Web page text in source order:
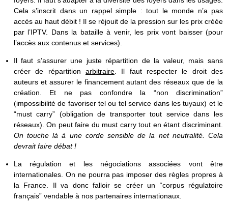
Cela s’inscrit dans un rappel simple : tout le monde n’a pas
accès au haut débit ! Il se réjouit de la pression sur les prix créée
par l’IPTV. Dans la bataille à venir, les prix vont baisser (pour
l’accès aux contenus et services).
Il faut s’assurer une juste répartition de la valeur, mais sans
créer de répartition arbitraire. Il faut respecter le droit des
auteurs et assurer le financement autant des réseaux que de la
création. Et ne pas confondre la “non discrimination”
(impossibilité de favoriser tel ou tel service dans les tuyaux) et le
“must carry” (obligation de transporter tout service dans les
réseaux). On peut faire du must carry tout en étant discriminant.
On touche là à une corde sensible de la net neutralité. Cela
devrait faire débat !
La régulation et les négociations associées vont être
internationales. On ne pourra pas imposer des règles propres à
la France. Il va donc falloir se créer un “corpus régulatoire
français” vendable à nos partenaires internationaux.